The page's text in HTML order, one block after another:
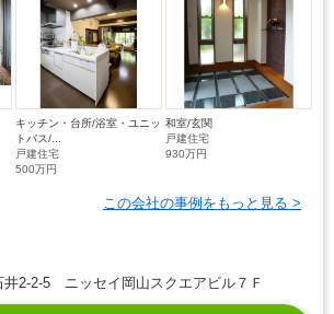
キッチン・台所/浴室・ユニッ
トバス/...
戸建住宅
500万円
和室/玄関
戸建住宅
930万円
この会社の事例をもっと見る >
2-2-5 ニッセイ岡山スクエアビル７Ｆ